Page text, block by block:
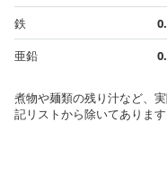
鉄
亜鉛
煮物や麺類の残り汁など、
記リストから除いてあります